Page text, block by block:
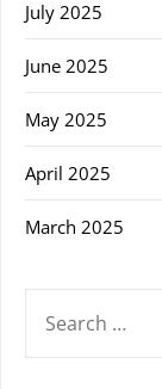
July 2025
June 2025
May 2025
April 2025
March 2025
FOR: